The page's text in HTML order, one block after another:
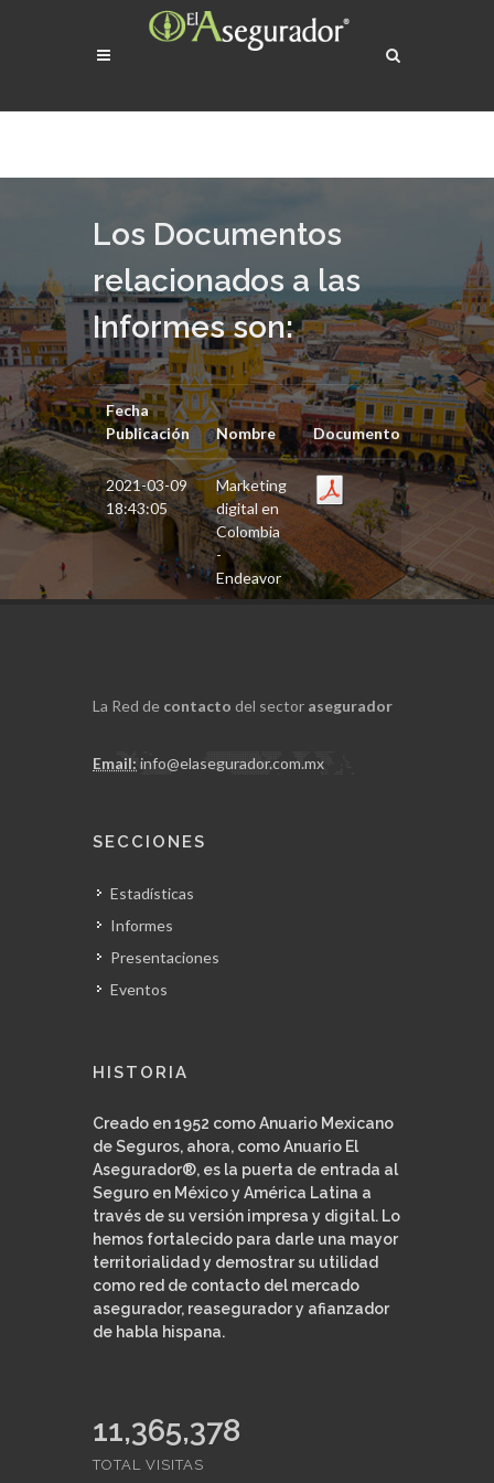
Los Documentos
relacionados a las
Informes son:
Fecha
Publicación
Nombre Documento
2021-03-09
18:43:05
Marketing
digital en
Colombia
-
Endeavor
La Red de contacto del sector asegurador
Email: info@elasegurador.com.mx
SECCIONES
Estadísticas
Informes
Presentaciones
Eventos
HISTORIA
Creado en 1952 como Anuario Mexicano
de Seguros, ahora, como Anuario El
Asegurador®, es la puerta de entrada al
Seguro en México y América Latina a
través de su versión impresa y digital. Lo
hemos fortalecido para darle una mayor
territorialidad y demostrar su utilidad
como red de contacto del mercado
asegurador, reasegurador y afianzador
de habla hispana.
11,365,378
TOTAL VISITAS